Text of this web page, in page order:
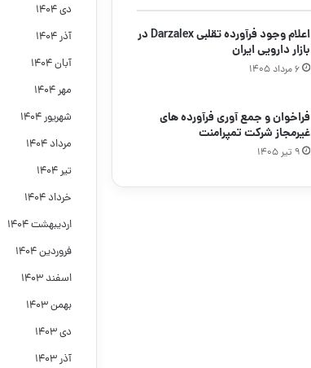
اعلام وجود فرآورده تقلبی Darzalex در
بازار دارویی ایران
۶ مرداد ۱۴۰۵
فراخوان و جمع آوری فرآورده های
غیرمجاز شرکت تمپرامنت
۹ تیر ۱۴۰۵
دی ۱۴۰۴
آذر ۱۴۰۴
آبان ۱۴۰۴
مهر ۱۴۰۴
شهریور ۱۴۰۴
مرداد ۱۴۰۴
تیر ۱۴۰۴
خرداد ۱۴۰۴
اردیبهشت ۱۴۰۴
فروردین ۱۴۰۴
اسفند ۱۴۰۳
بهمن ۱۴۰۳
دی ۱۴۰۳
آذر ۱۴۰۳